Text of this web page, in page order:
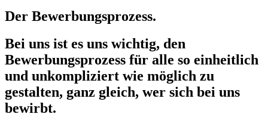
Der Bewerbungsprozess.
Bei uns ist es uns wichtig, den
Bewerbungsprozess für alle so einheitlich
und unkompliziert wie möglich zu
gestalten, ganz gleich, wer sich bei uns
bewirbt.